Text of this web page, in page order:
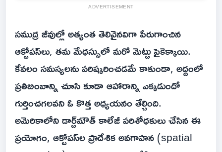
ADVERTISEMENT
సముద్ర జీవుల్లో అత్యంత తెలివైనవిగా పేరుగాంచిన
ఆక్టోపస్‌లు, తమ మేధస్సులో మరో మెట్టు పైకెక్కాయి.
కేవలం సమస్యలను పరిష్కరించడమే కాకుండా, అద్దంలో
ప్రతిబింబాన్ని చూసి కూడా ఆహారాన్ని ఎక్కడుందో
గుర్తించగలవని ఓ కొత్త అధ్యయనం తేల్చింది.
అమెరికాలోని డార్ట్‌మౌత్ కాలేజీ పరిశోధకులు చేసిన ఈ
ప్రయోగం, ఆక్టోపస్‌ల ప్రాదేశిక అవగాహన (spatial